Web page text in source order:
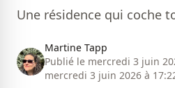
Une résidence qui coche
Martine Tapp
Publié le mercredi 3 juin
mercredi 3 juin 2026 à